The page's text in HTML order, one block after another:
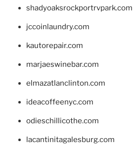
shadyoaksrockportrvpark.com
jccoinlaundry.com
kautorepair.com
marjaeswinebar.com
elmazatlanclinton.com
ideacoffeenyc.com
odieschillicothe.com
lacantinitagalesburg.com